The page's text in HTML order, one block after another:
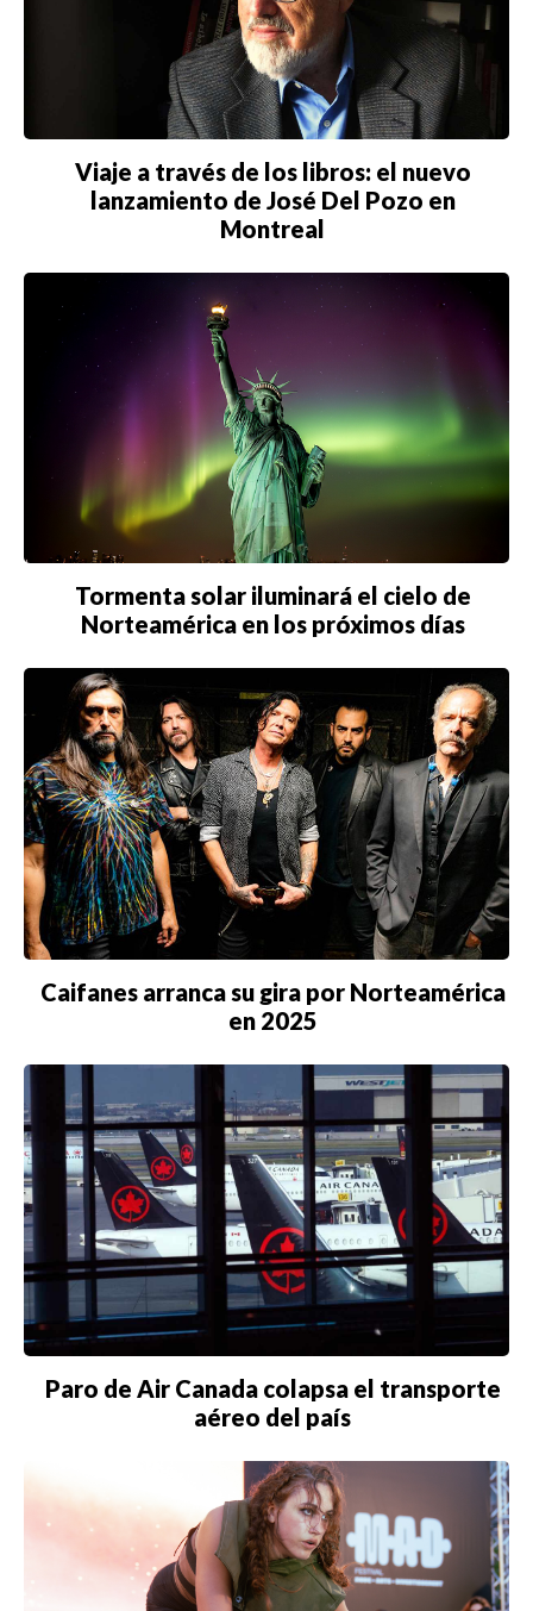
LAS VEGAS
LISBOA
LOS ÁNGELES
MADRID
MEDELLÍN
MIAMI
MONTREAL
NUEVA YORK
ORLANDO
PARÍS
ROMA
TORONTO
VANCOUVER
©2026 QPASA MEDIA, Inc. All rights reserved.
Viaje a través de los libros: el nuevo
lanzamiento de José Del Pozo en
Montreal
Tormenta solar iluminará el cielo de
Norteamérica en los próximos días
Caifanes arranca su gira por Norteamérica
en 2025
Paro de Air Canada colapsa el transporte
aéreo del país